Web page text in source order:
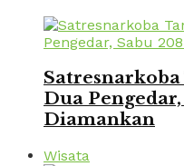
Dua
Diamankan
Wisata